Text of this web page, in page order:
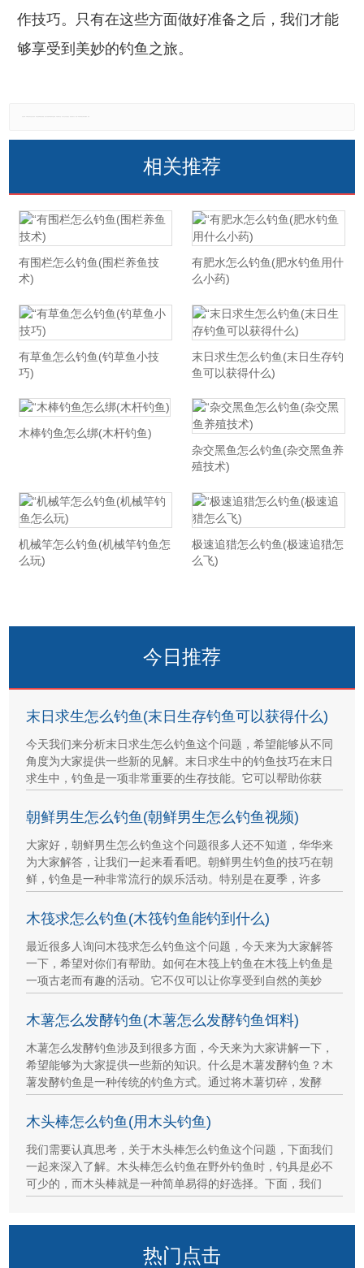
作技巧。只有在这些方面做好准备之后，我们才能
够享受到美妙的钓鱼之旅。
相关推荐
有围栏怎么钓鱼(围栏养鱼技
术)
有肥水怎么钓鱼(肥水钓鱼用什
么小药)
有草鱼怎么钓鱼(钓草鱼小技
巧)
末日求生怎么钓鱼(末日生存钓
鱼可以获得什么)
木棒钓鱼怎么绑(木杆钓鱼)
杂交黑鱼怎么钓鱼(杂交黑鱼养
殖技术)
机械竿怎么钓鱼(机械竿钓鱼怎
么玩)
极速追猎怎么钓鱼(极速追猎怎
么飞)
今日推荐
末日求生怎么钓鱼(末日生存钓鱼可以获得什么)
今天我们来分析末日求生怎么钓鱼这个问题，希望能够从不同
角度为大家提供一些新的见解。末日求生中的钓鱼技巧在末日
求生中，钓鱼是一项非常重要的生存技能。它可以帮助你获
朝鲜男生怎么钓鱼(朝鲜男生怎么钓鱼视频)
大家好，朝鲜男生怎么钓鱼这个问题很多人还不知道，华华来
为大家解答，让我们一起来看看吧。朝鲜男生钓鱼的技巧在朝
鲜，钓鱼是一种非常流行的娱乐活动。特别是在夏季，许多
木筏求怎么钓鱼(木筏钓鱼能钓到什么)
最近很多人询问木筏求怎么钓鱼这个问题，今天来为大家解答
一下，希望对你们有帮助。如何在木筏上钓鱼在木筏上钓鱼是
一项古老而有趣的活动。它不仅可以让你享受到自然的美妙
木薯怎么发酵钓鱼(木薯怎么发酵钓鱼饵料)
木薯怎么发酵钓鱼涉及到很多方面，今天来为大家讲解一下，
希望能够为大家提供一些新的知识。什么是木薯发酵钓鱼？木
薯发酵钓鱼是一种传统的钓鱼方式。通过将木薯切碎，发酵
木头棒怎么钓鱼(用木头钓鱼)
我们需要认真思考，关于木头棒怎么钓鱼这个问题，下面我们
一起来深入了解。木头棒怎么钓鱼在野外钓鱼时，钓具是必不
可少的，而木头棒就是一种简单易得的好选择。下面，我们
热门点击